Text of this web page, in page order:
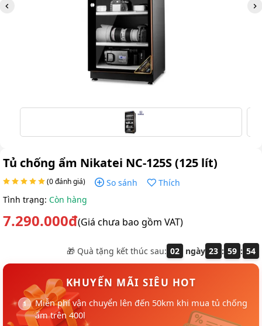
Tủ chống ẩm Nikatei NC-125S (125 lít)
(0 đánh giá) So sánh
Thích
Tình trạng: Còn hàng
7.290.000đ(Giá chưa bao gồm VAT)
🎁 Quà tặng kết thúc sau: 02 ngày 23 : 59 : 54
KHUYẾN MÃI SIÊU HOT
Miễn phí vận chuyển lên đến 50km khi mua tủ chống
ẩm trên 400l